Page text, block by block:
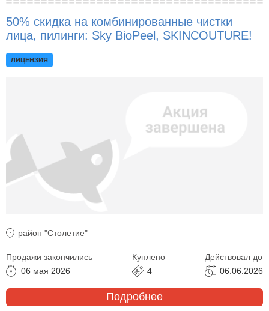
50% скидка на комбинированные чистки
лица, пилинги: Sky BioPeel, SKINCOUTURE!
ЛИЦЕНЗИЯ
район "Столетие"
Продажи закончились
06 мая 2026
Куплено
4
Действовал до
06.06.2026
Подробнее